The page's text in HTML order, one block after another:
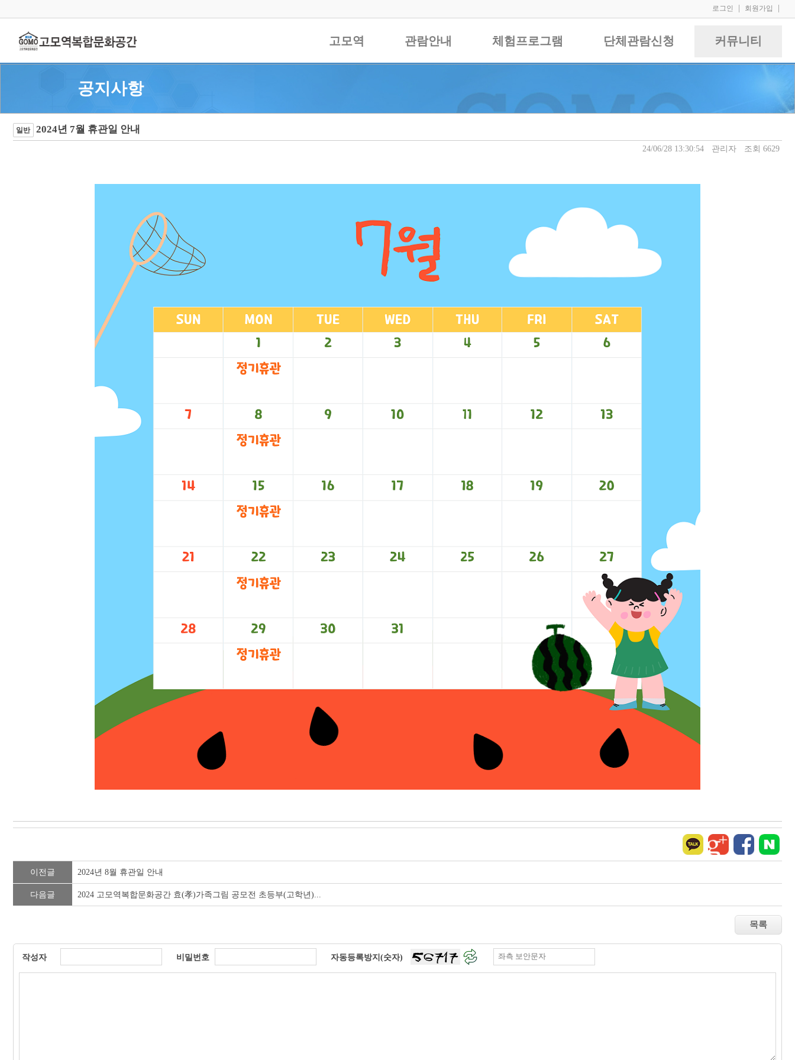
로그인 회원가입
고모역 관람안내 체험프로그램 단체관람신청 커뮤니티
공지사항
일반 2024년 7월 휴관일 안내
24/06/28 13:30:54 관리자 조회 6629
이전글 2024년 8월 휴관일 안내
다음글 2024 고모역복합문화공간 효(孝)가족그림 공모전 초등부(고학년)...
작성자 비밀번호 자동등록방지(숫자)